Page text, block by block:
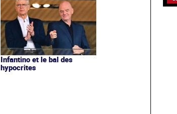
Infantino et le bal des
hypocrites